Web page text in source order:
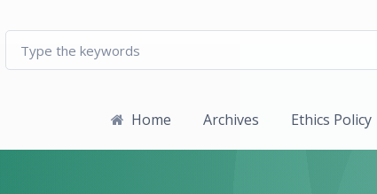
Home Archives Ethics Policy